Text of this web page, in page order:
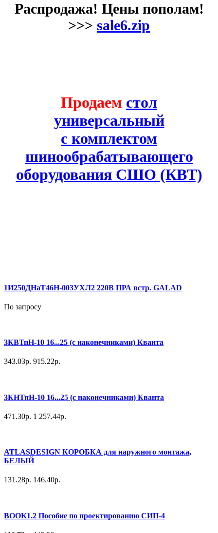
Распродажа! Цены пополам!
>>> sale6.zip
Продаем стол
универсальный
с комплектом
шинообрабатывающего
оборудования СШО (КВТ)
1И250ДНаТ46Н-003УХЛ2 220В ПРА встр. GALAD
По запросу
3КВТпН-10 16...25 (с наконечниками) Кванта
343.03р. 915.22р.
3КНТпН-10 16...25 (с наконечниками) Кванта
471.30р. 1 257.44р.
ATLASDESIGN КОРОБКА для наружного монтажа,
БЕЛЫЙ
131.28р. 146.40р.
BOOK1.2 Пособие по проектированию СИП-4